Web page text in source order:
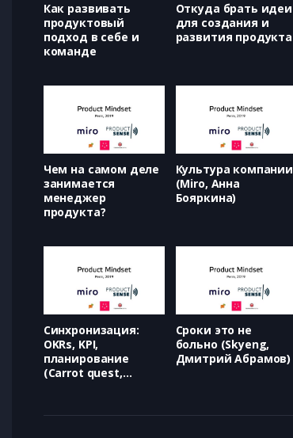
Как развивать
продуктовый
подход в себе и
команде
Откуда брать идеи
для создания и
развития продукта
Чем на самом деле
занимается
менеджер
продукта?
Культура компании
(Miro, Анна
Бояркина)
Синхронизация:
OKRs, KPI,
планирование
(Carrot quest,
Сроки это не
больно (Skyeng,
Дмитрий Абрамов)